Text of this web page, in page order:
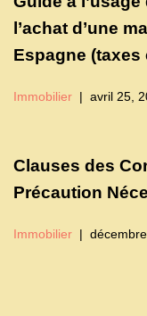
l’achat d’une
Espagne
Immobilier avril 25,
Clauses des
Précaution
Immobilier